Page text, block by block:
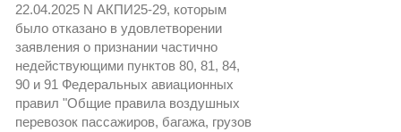
22.04.2025 N АКПИ25-29, которым
было отказано в удовлетворении
заявления о признании частично
недействующими пунктов 80, 81, 84,
90 и 91 Федеральных авиационных
правил "Общие правила воздушных
перевозок пассажиров, багажа, грузов